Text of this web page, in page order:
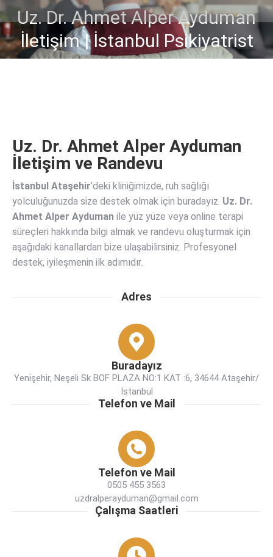
Uz. Dr. Ahmet Alper Ayduman
İletişim | İstanbul Psikiyatrist
You are here:
Uz. Dr. Ahmet Alper Ayduman
İletişim ve Randevu
İstanbul Ataşehir’deki kliniğimizde, ruh sağlığı
yolculuğunuzda size destek olmak için buradayız. Uz. Dr.
Ahmet Alper Ayduman ile yüz yüze veya online terapi
süreçleri hakkında bilgi almak ve randevu oluşturmak için
aşağıdaki kanallardan bize ulaşabilirsiniz. Profesyonel
destek, iyileşmenin ilk adımıdır.
Adres
Buradayız
Yenişehir, Neşeli Sk BOF PLAZA NO:1 KAT :6, 34644 Ataşehir/
İstanbul
Telefon ve Mail
Telefon ve Mail
0505 455 3563
uzdralperayduman@gmail.com
Çalışma Saatleri